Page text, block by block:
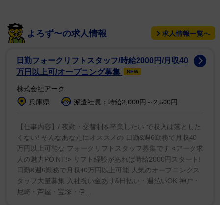
の方がずっといいね」と冗談をとばした。
そして夫ウィル・スミスのことをどうやって我慢して
いるのかというジョージの質問に対しジェイダが、「ど
うやって誰かのことを我慢するかですって？自分のこと
を耐えられるようになれば、他の人皆のことも耐えられ
に答える場面もあった。
このほか、マライア・キャリーやコメディアンのジミ
ー・キンメルなど多数のセレブ達が登場してジェイダの
誕生日を祝っていた。
よろず〜の求人情報 求人情報一覧へ
日勤フォークリフトスタッフ/時給2000円/月収40
万円以上可/オープニング募集
NEW
株式会社アーク
兵庫県
派遣社員：時給2,000円～2,500円
【仕事内容】/ 夜勤・交替制を卒業したい で収入は落とした
くない! そんなあなたにオススメの 日勤&週6勤務で月収40
万円以上可能な フォークリフトスタッフ募集です <アーク求
人の魅力POINT!> リフト経験があれば時給2000円スタート!
日勤&週6勤務で月収40万円以上可能 人気のオープニングス
タッフ大量募集 入社祝い金あり&日払い・週払いOK 神戸・
尼崎・芦屋・宝塚・伊...